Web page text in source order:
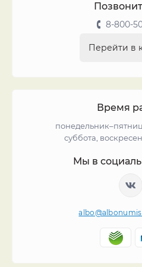
8-800-
Перейти в
Время
суббота,
Мы в